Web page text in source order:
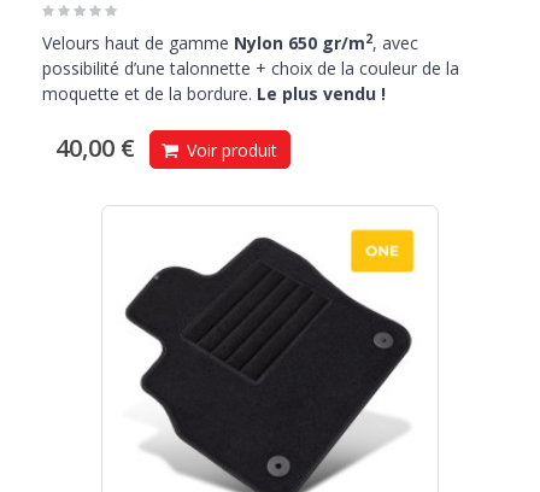
Velours haut de gamme Nylon 650 gr/m2, avec
possibilité d’une talonnette + choix de la couleur de la
moquette et de la bordure. Le plus vendu !
40,00 € Voir produit